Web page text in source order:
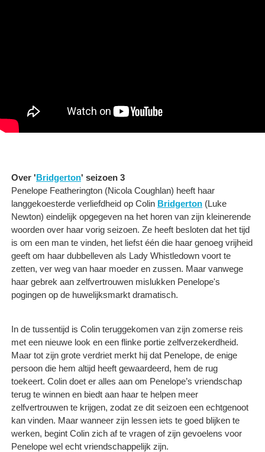
Over 'Bridgerton' seizoen 3
Penelope Featherington (Nicola Coughlan) heeft haar
langgekoesterde verliefdheid op Colin Bridgerton (Luke
Newton) eindelijk opgegeven na het horen van zijn kleinerende
woorden over haar vorig seizoen. Ze heeft besloten dat het tijd
is om een man te vinden, het liefst één die haar genoeg vrijheid
geeft om haar dubbelleven als Lady Whistledown voort te
zetten, ver weg van haar moeder en zussen. Maar vanwege
haar gebrek aan zelfvertrouwen mislukken Penelope's
pogingen op de huwelijksmarkt dramatisch.
In de tussentijd is Colin teruggekomen van zijn zomerse reis
met een nieuwe look en een flinke portie zelfverzekerdheid.
Maar tot zijn grote verdriet merkt hij dat Penelope, de enige
persoon die hem altijd heeft gewaardeerd, hem de rug
toekeert. Colin doet er alles aan om Penelope’s vriendschap
terug te winnen en biedt aan haar te helpen meer
zelfvertrouwen te krijgen, zodat ze dit seizoen een echtgenoot
kan vinden. Maar wanneer zijn lessen iets te goed blijken te
werken, begint Colin zich af te vragen of zijn gevoelens voor
Penelope wel echt vriendschappelijk zijn.